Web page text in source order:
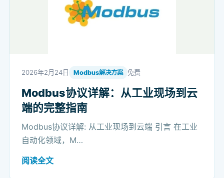
2026年2月24日 Modbus解决方案 免费
Modbus协议详解：从工业现场到云
端的完整指南
Modbus协议详解: 从工业现场到云端 引言 在工业
自动化领域，M…
阅读全文